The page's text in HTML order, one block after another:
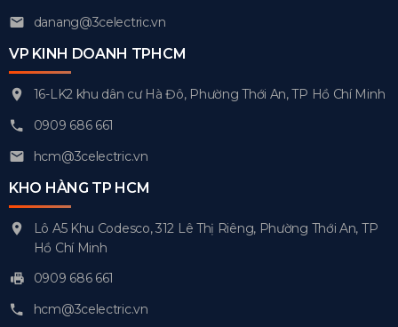
danang@3celectric.vn
VP KINH DOANH TPHCM
16-LK2 khu dân cư Hà Đô, Phường Thới An, TP Hồ Chí Minh
0909 686 661
hcm@3celectric.vn
KHO HÀNG TP HCM
Lô A5 Khu Codesco, 312 Lê Thị Riêng, Phường Thới An, TP
Hồ Chí Minh
0909 686 661
hcm@3celectric.vn